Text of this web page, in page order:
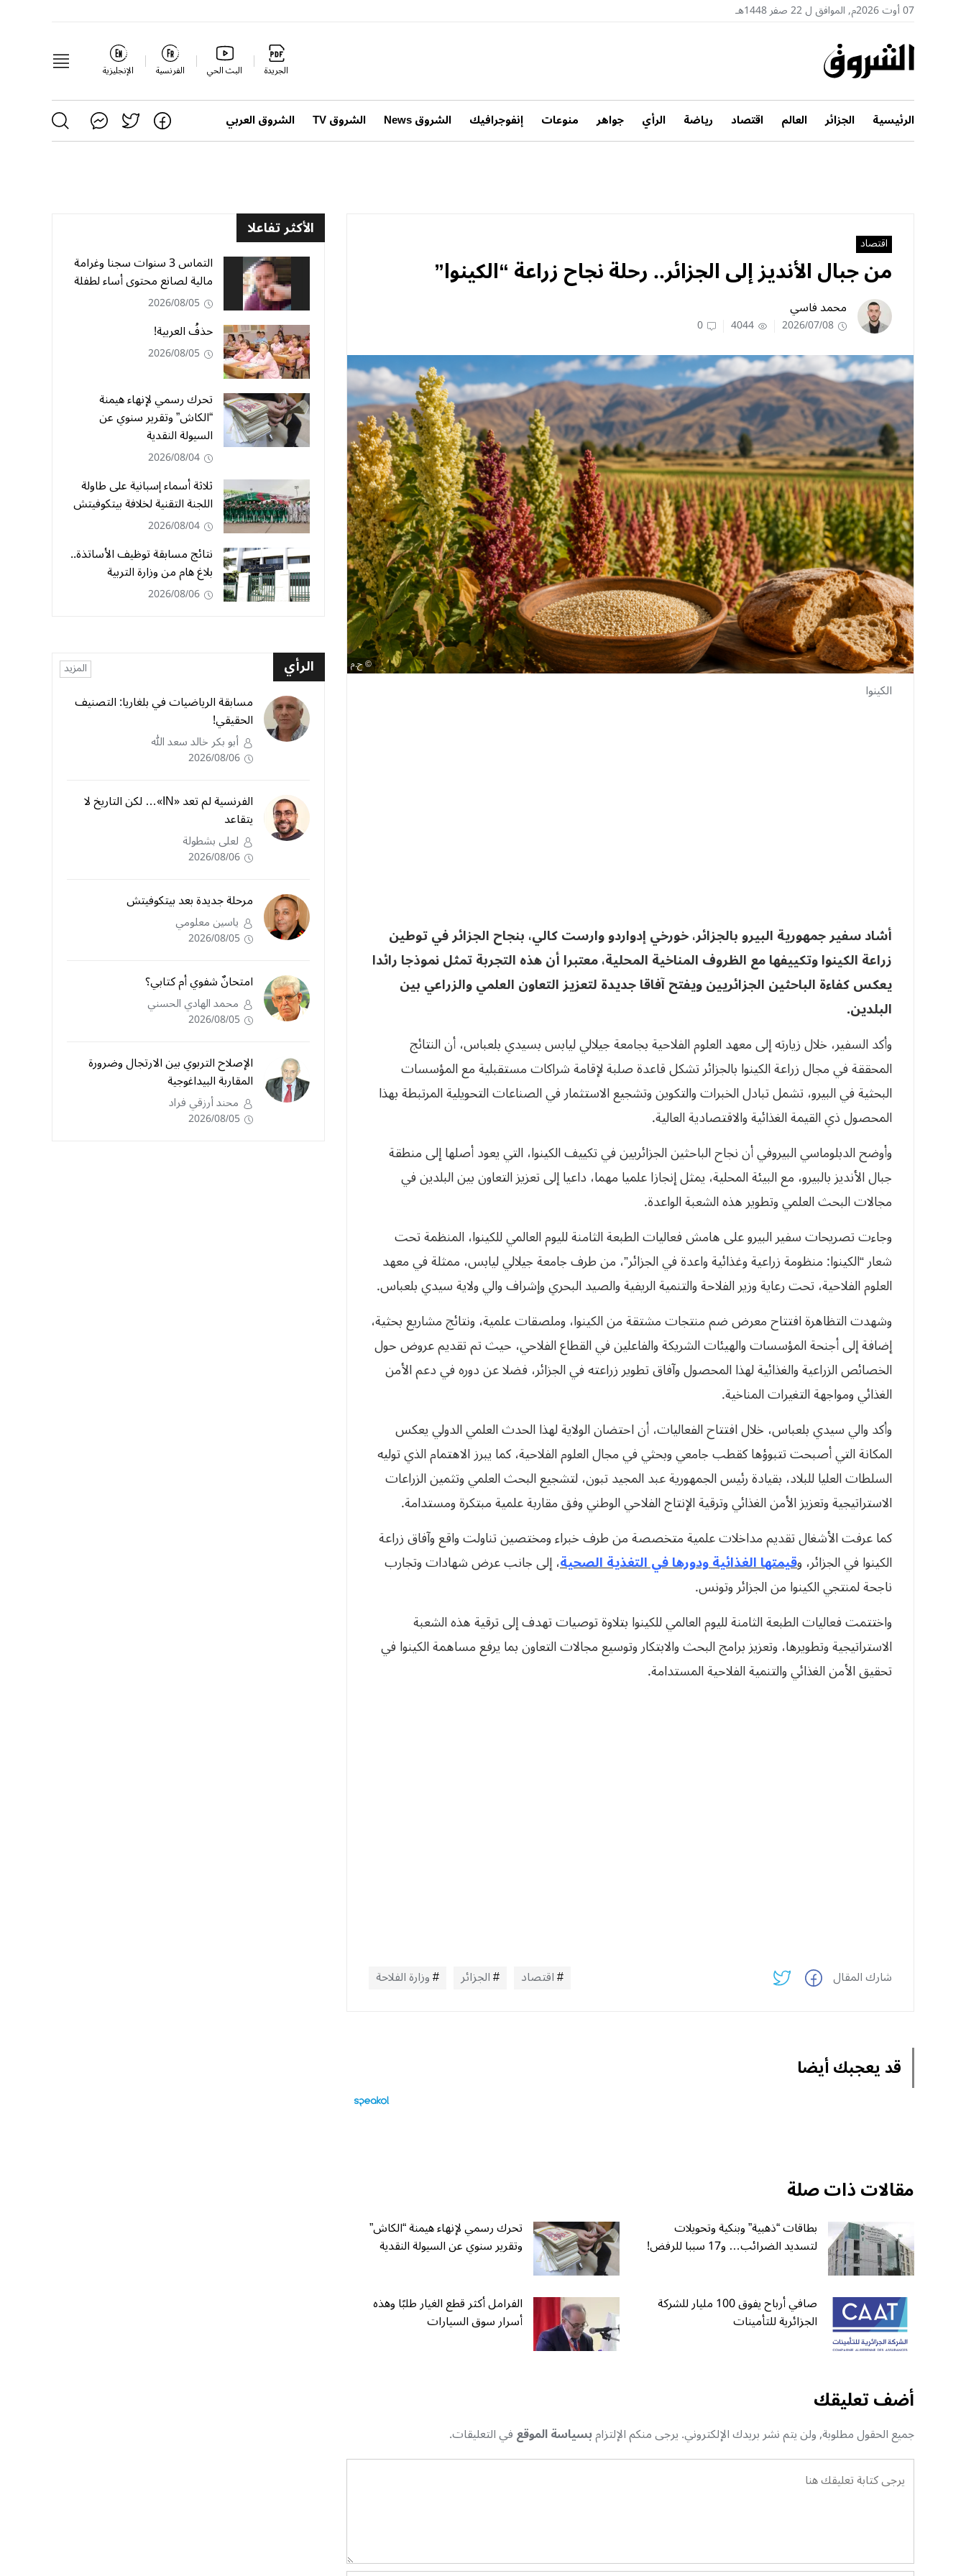
07 أوت 2026م, الموافق ل 22 صفر 1448هـ
الجريدة البث الحي الفرنسية الإنجليزية
الرئيسية الجزائر العالم اقتصاد رياضة الرأي جواهر منوعات إنفوجرافيك الشروق News الشروق TV الشروق العربي
اقتصاد
من جبال الأنديز إلى الجزائر.. رحلة نجاح زراعة “الكينوا”
محمد فاسي
2026/07/08
4044
0
ح.م
الكينوا
أشاد سفير جمهورية البيرو بالجزائر، خورخي إدواردو وارست كالي، بنجاح الجزائر في توطين
زراعة الكينوا وتكييفها مع الظروف المناخية المحلية، معتبرا أن هذه التجربة تمثل نموذجا رائدا
يعكس كفاءة الباحثين الجزائريين ويفتح آفاقا جديدة لتعزيز التعاون العلمي والزراعي بين
البلدين.
وأكد السفير، خلال زيارته إلى معهد العلوم الفلاحية بجامعة جيلالي ليابس بسيدي بلعباس، أن النتائج
المحققة في مجال زراعة الكينوا بالجزائر تشكل قاعدة صلبة لإقامة شراكات مستقبلية مع المؤسسات
البحثية في البيرو، تشمل تبادل الخبرات والتكوين وتشجيع الاستثمار في الصناعات التحويلية المرتبطة بهذا
المحصول ذي القيمة الغذائية والاقتصادية العالية.
وأوضح الدبلوماسي البيروفي أن نجاح الباحثين الجزائريين في تكييف الكينوا، التي يعود أصلها إلى منطقة
جبال الأنديز بالبيرو، مع البيئة المحلية، يمثل إنجازا علميا مهما، داعيا إلى تعزيز التعاون بين البلدين في
مجالات البحث العلمي وتطوير هذه الشعبة الواعدة.
وجاءت تصريحات سفير البيرو على هامش فعاليات الطبعة الثامنة لليوم العالمي للكينوا، المنظمة تحت
شعار “الكينوا: منظومة زراعية وغذائية واعدة في الجزائر”، من طرف جامعة جيلالي ليابس، ممثلة في معهد
العلوم الفلاحية، تحت رعاية وزير الفلاحة والتنمية الريفية والصيد البحري وإشراف والي ولاية سيدي بلعباس.
وشهدت التظاهرة افتتاح معرض ضم منتجات مشتقة من الكينوا، وملصقات علمية، ونتائج مشاريع بحثية،
إضافة إلى أجنحة المؤسسات والهيئات الشريكة والفاعلين في القطاع الفلاحي، حيث تم تقديم عروض حول
الخصائص الزراعية والغذائية لهذا المحصول وآفاق تطوير زراعته في الجزائر، فضلا عن دوره في دعم الأمن
الغذائي ومواجهة التغيرات المناخية.
وأكد والي سيدي بلعباس، خلال افتتاح الفعاليات، أن احتضان الولاية لهذا الحدث العلمي الدولي يعكس
المكانة التي أصبحت تتبوؤها كقطب جامعي وبحثي في مجال العلوم الفلاحية، كما يبرز الاهتمام الذي توليه
السلطات العليا للبلاد، بقيادة رئيس الجمهورية عبد المجيد تبون، لتشجيع البحث العلمي وتثمين الزراعات
الاستراتيجية وتعزيز الأمن الغذائي وترقية الإنتاج الفلاحي الوطني وفق مقاربة علمية مبتكرة ومستدامة.
كما عرفت الأشغال تقديم مداخلات علمية متخصصة من طرف خبراء ومختصين تناولت واقع وآفاق زراعة
الكينوا في الجزائر، وقيمتها الغذائية ودورها في التغذية الصحية، إلى جانب عرض شهادات وتجارب
ناجحة لمنتجي الكينوا من الجزائر وتونس.
واختتمت فعاليات الطبعة الثامنة لليوم العالمي للكينوا بتلاوة توصيات تهدف إلى ترقية هذه الشعبة
الاستراتيجية وتطويرها، وتعزيز برامج البحث والابتكار وتوسيع مجالات التعاون بما يرفع مساهمة الكينوا في
تحقيق الأمن الغذائي والتنمية الفلاحية المستدامة.
شارك المقال اقتصاد الجزائر وزارة الفلاحة
قد يعجبك أيضا
مقالات ذات صلة
بطاقات “ذهبية” وبنكية وتحويلات
لتسديد الضرائب… و17 سببا للرفض!
تحرك رسمي لإنهاء هيمنة “الكاش”
وتقرير سنوي عن السيولة النقدية
صافي أرباح يفوق 100 مليار للشركة
الجزائرية للتأمينات
الفرامل أكثر قطع الغيار طلبًا وهذه
أسرار سوق السيارات
أضف تعليقك
جميع الحقول مطلوبة, ولن يتم نشر بريدك الإلكتروني. يرجى منكم الإلتزامبسياسة الموقعفي التعليقات.
الأكثر تفاعلا
التماس 3 سنوات سجنا وغرامة
مالية لصانع محتوى أساء لطفلة
2026/08/05
حذفُ العربية!
2026/08/05
تحرك رسمي لإنهاء هيمنة
“الكاش” وتقرير سنوي عن
السيولة النقدية
2026/08/04
ثلاثة أسماء إسبانية على طاولة
اللجنة التقنية لخلافة بيتكوفيتش
2026/08/04
نتائج مسابقة توظيف الأساتذة..
بلاغ هام من وزارة التربية
2026/08/06
الرأي المزيد
مسابقة الرياضيات في بلغاريا: التصنيف
الحقيقي!
أبو بكر خالد سعد الله
2026/08/06
الفرنسية لم تعد «IN»… لكن التاريخ لا
يتقاعد
لعلى بشطولة
2026/08/06
مرحلة جديدة بعد بيتكوفيتش
ياسين معلومي
2026/08/05
امتحانٌ شفوي أم كتابي؟
محمد الهادي الحسني
2026/08/05
الإصلاح التربوي بين الارتجال وضرورة
المقاربة البيداغوجية
محند أرزقي فراد
2026/08/05